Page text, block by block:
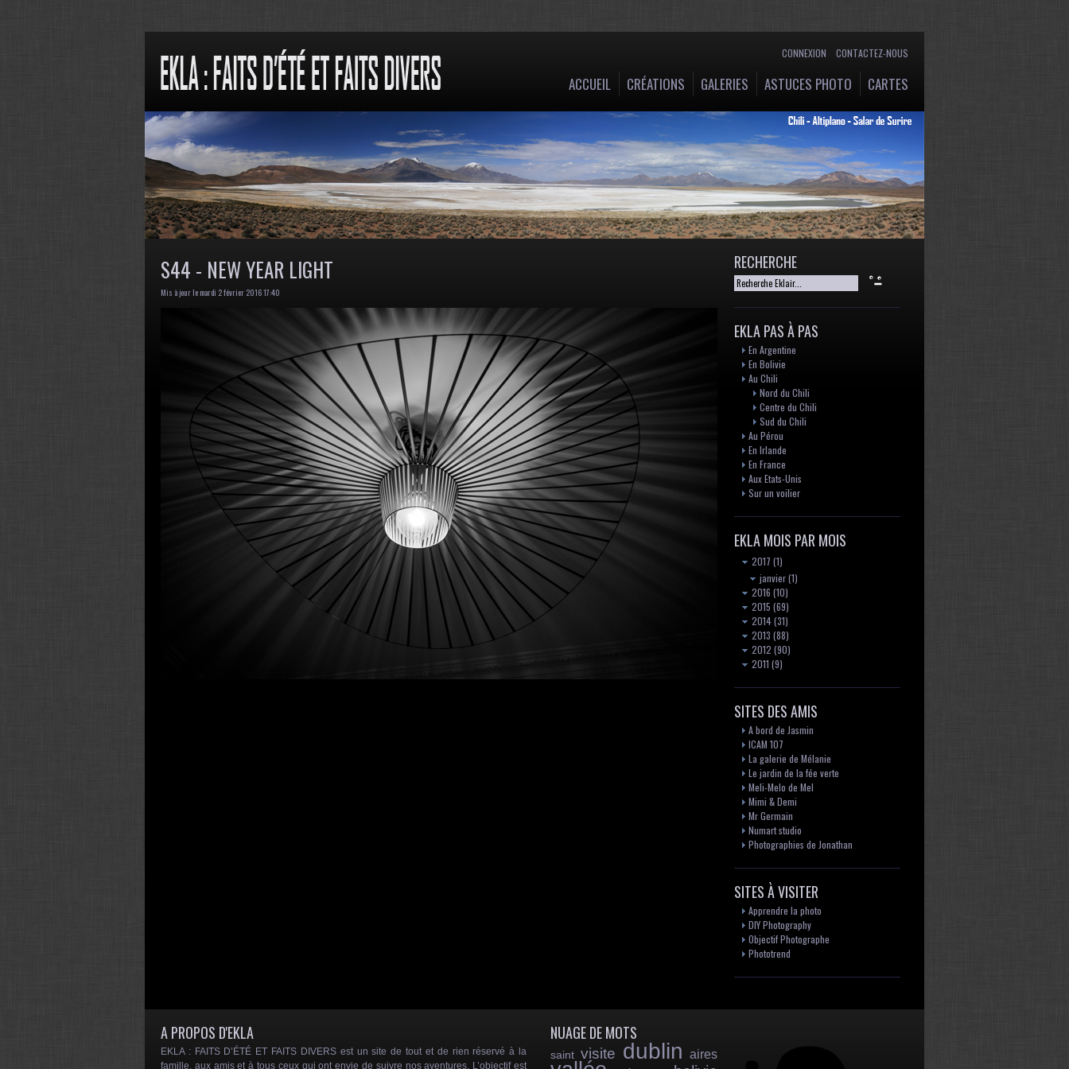
CONNEXION CONTACTEZ-NOUS
ACCUEIL CRÉATIONS GALERIES ASTUCES PHOTO CARTES
S44 - NEW YEAR LIGHT
Mis à jour le mardi 2 février 2016 17:40
RECHERCHE
EKLA PAS À PAS
En Argentine
En Bolivie
Au Chili
Nord du Chili
Centre du Chili
Sud du Chili
Au Pérou
En Irlande
En France
Aux Etats-Unis
Sur un voilier
EKLA MOIS PAR MOIS
2017 (1)
janvier(1)
2016 (10)
2015 (69)
2014(31)
2013 (88)
2012 (90)
2011 (9)
SITES DES AMIS
A bord de Jasmin
ICAM 107
La galerie de Mélanie
Le jardin de la fée verte
Meli-Melo de Mel
Mimi & Demi
Mr Germain
Numart studio
Photographies de Jonathan
SITES À VISITER
Apprendre la photo
DIY Photography
Objectif Photographe
Phototrend
A PROPOS D'EKLA
EKLA : FAITS D’ÉTÉ ET FAITS DIVERS est un site de tout et de rien réservé à la
famille, aux amis et à tous ceux qui ont envie de suivre nos aventures. L’objectif est
NUAGE DE MOTS
saint visite dublin aires